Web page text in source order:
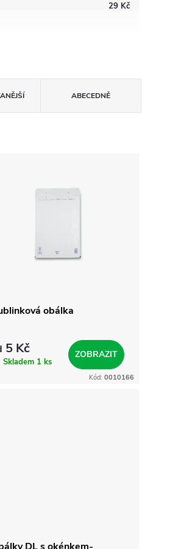
29 Kč
ABECEDNĚ
obálka
5 Kč
Skladem 1 ks
ZOBRAZIT
Kód: 0010166